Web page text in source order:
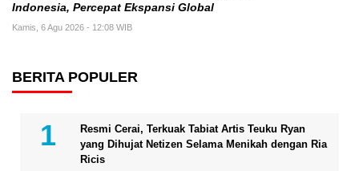
Indonesia, Percepat Ekspansi Global
Kamis, 6 Agu 2026 - 12:08 WIB
BERITA POPULER
Resmi Cerai, Terkuak Tabiat Artis Teuku Ryan
yang Dihujat Netizen Selama Menikah dengan Ria
Ricis